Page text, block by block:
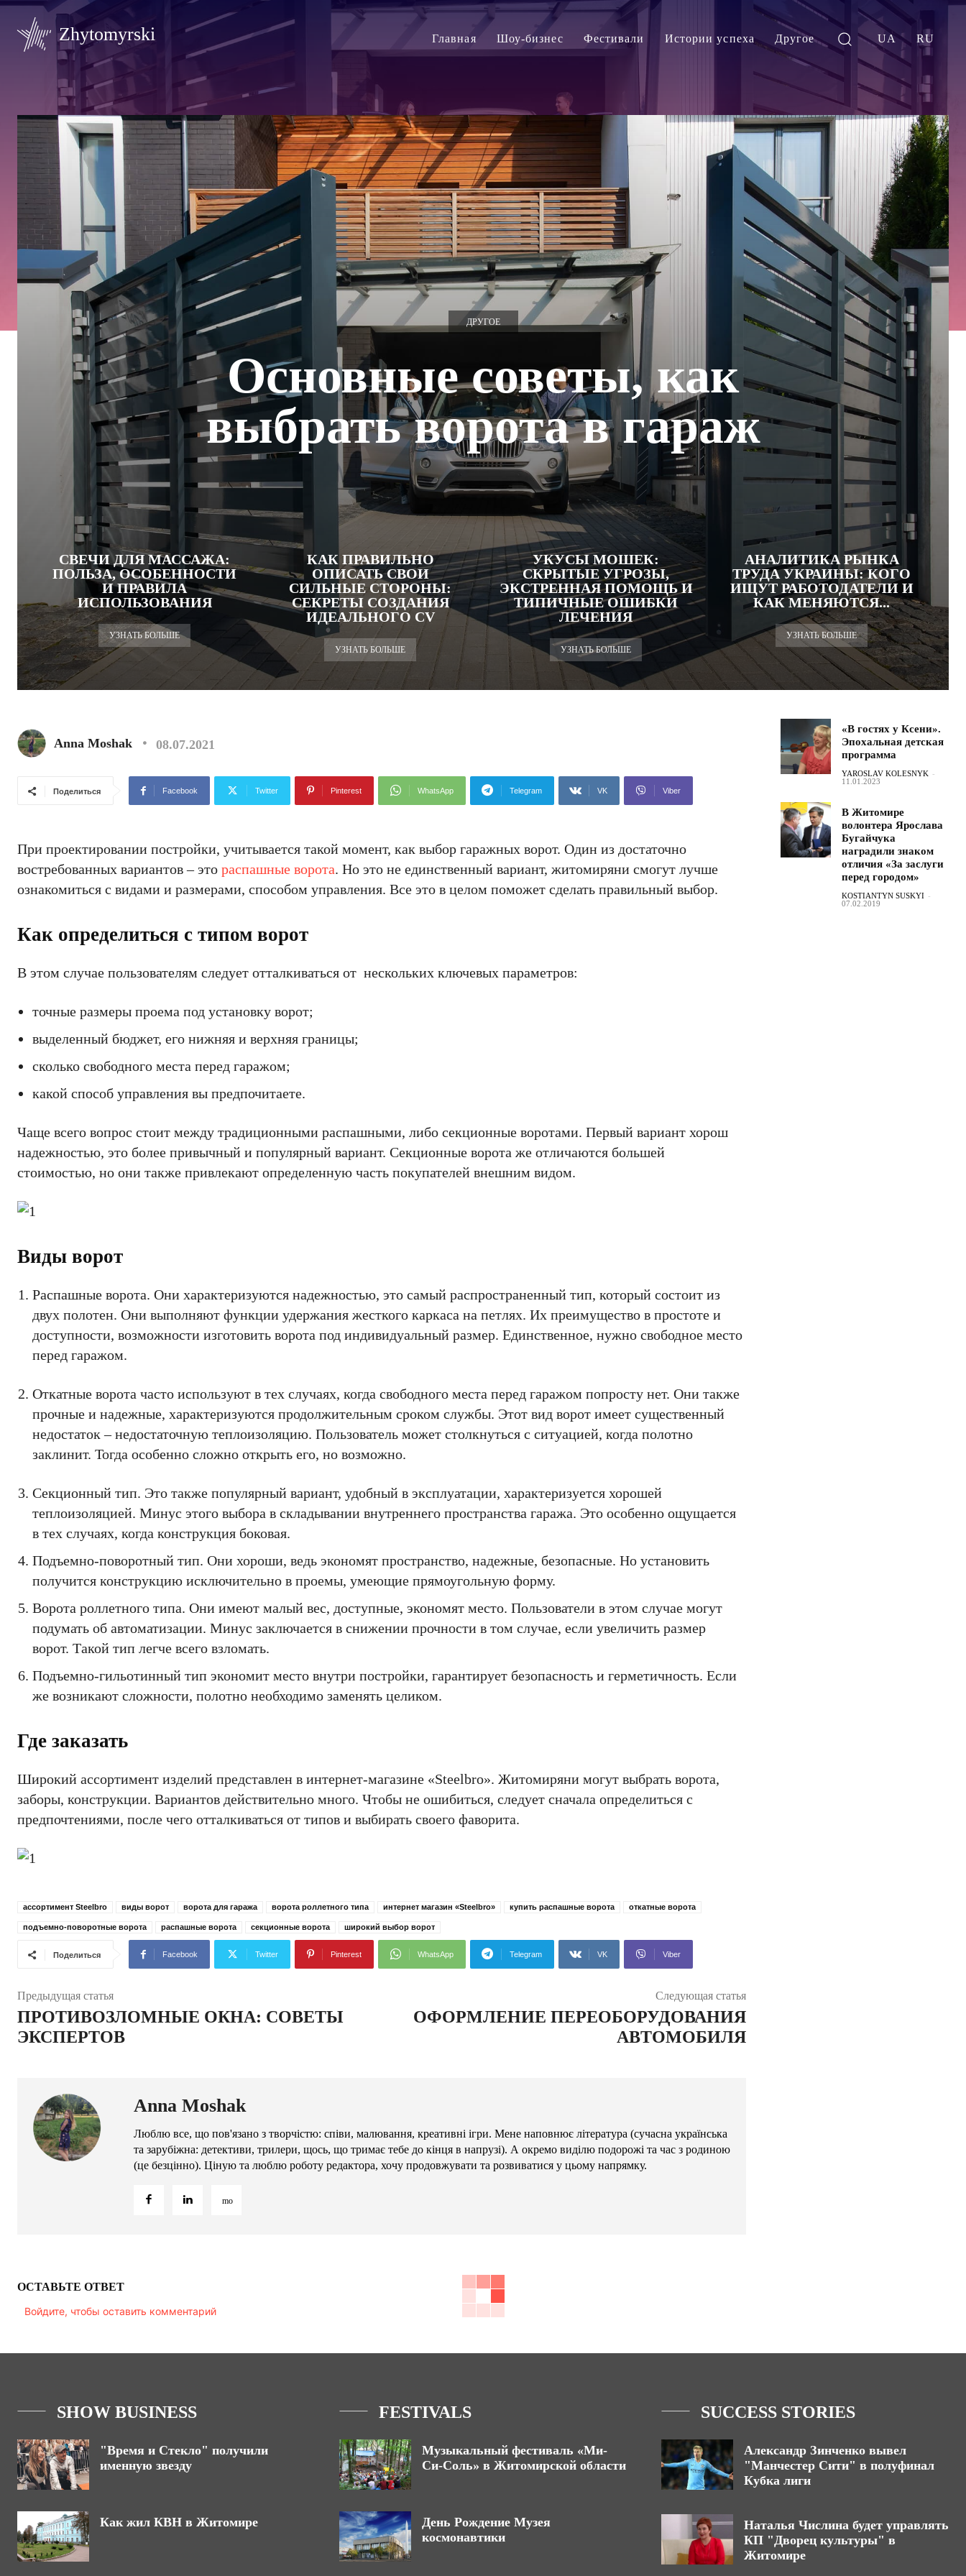
Zhytomyrski Главная Шоу-бизнес Фестивали Истории успеха Другое UA RU
ДРУГОЕ
Основные советы, как
выбрать ворота в гараж
СВЕЧИ ДЛЯ МАССАЖА:
ПОЛЬЗА, ОСОБЕННОСТИ
И ПРАВИЛА
ИСПОЛЬЗОВАНИЯ
УЗНАТЬ БОЛЬШЕ
КАК ПРАВИЛЬНО
ОПИСАТЬ СВОИ
СИЛЬНЫЕ СТОРОНЫ:
СЕКРЕТЫ СОЗДАНИЯ
ИДЕАЛЬНОГО CV
УЗНАТЬ БОЛЬШЕ
УКУСЫ МОШЕК:
СКРЫТЫЕ УГРОЗЫ,
ЭКСТРЕННАЯ ПОМОЩЬ И
ТИПИЧНЫЕ ОШИБКИ
ЛЕЧЕНИЯ
УЗНАТЬ БОЛЬШЕ
АНАЛИТИКА РЫНКА
ТРУДА УКРАИНЫ: КОГО
ИЩУТ РАБОТОДАТЕЛИ И
КАК МЕНЯЮТСЯ...
УЗНАТЬ БОЛЬШЕ
Anna Moshak 08.07.2021
Поделиться Facebook Twitter Pinterest WhatsApp Telegram VK Viber
При проектировании постройки, учитывается такой момент, как выбор гаражных ворот. Один из достаточно
востребованных вариантов – это распашные ворота. Но это не единственный вариант, житомиряни смогут лучше
ознакомиться с видами и размерами, способом управления. Все это в целом поможет сделать правильный выбор.
Как определиться с типом ворот
В этом случае пользователям следует отталкиваться от нескольких ключевых параметров:
точные размеры проема под установку ворот;
выделенный бюджет, его нижняя и верхняя границы;
сколько свободного места перед гаражом;
какой способ управления вы предпочитаете.
Чаще всего вопрос стоит между традиционными распашными, либо секционные воротами. Первый вариант хорош
надежностью, это более привычный и популярный вариант. Секционные ворота же отличаются большей
стоимостью, но они также привлекают определенную часть покупателей внешним видом.
Виды ворот
Распашные ворота. Они характеризуются надежностью, это самый распространенный тип, который состоит из
двух полотен. Они выполняют функции удержания жесткого каркаса на петлях. Их преимущество в простоте и
доступности, возможности изготовить ворота под индивидуальный размер. Единственное, нужно свободное место
перед гаражом.
Откатные ворота часто используют в тех случаях, когда свободного места перед гаражом попросту нет. Они также
прочные и надежные, характеризуются продолжительным сроком службы. Этот вид ворот имеет существенный
недостаток – недостаточную теплоизоляцию. Пользователь может столкнуться с ситуацией, когда полотно
заклинит. Тогда особенно сложно открыть его, но возможно.
Секционный тип. Это также популярный вариант, удобный в эксплуатации, характеризуется хорошей
теплоизоляцией. Минус этого выбора в складывании внутреннего пространства гаража. Это особенно ощущается
в тех случаях, когда конструкция боковая.
Подъемно-поворотный тип. Они хороши, ведь экономят пространство, надежные, безопасные. Но установить
получится конструкцию исключительно в проемы, умеющие прямоугольную форму.
Ворота роллетного типа. Они имеют малый вес, доступные, экономят место. Пользователи в этом случае могут
подумать об автоматизации. Минус заключается в снижении прочности в том случае, если увеличить размер
ворот. Такой тип легче всего взломать.
Подъемно-гильотинный тип экономит место внутри постройки, гарантирует безопасность и герметичность. Если
же возникают сложности, полотно необходимо заменять целиком.
Где заказать
Широкий ассортимент изделий представлен в интернет-магазине «Steelbro». Житомиряни могут выбрать ворота,
заборы, конструкции. Вариантов действительно много. Чтобы не ошибиться, следует сначала определиться с
предпочтениями, после чего отталкиваться от типов и выбирать своего фаворита.
ассортимент Steelbro виды ворот ворота для гаража ворота роллетного типа интернет магазин «Steelbro» купить распашные ворота откатные ворота
подъемно-поворотные ворота распашные ворота секционные ворота широкий выбор ворот
Поделиться Facebook Twitter Pinterest WhatsApp Telegram VK Viber
Предыдущая статья
ПРОТИВОЗЛОМНЫЕ ОКНА: СОВЕТЫ
ЭКСПЕРТОВ
Следующая статья
ОФОРМЛЕНИЕ ПЕРЕОБОРУДОВАНИЯ
АВТОМОБИЛЯ
Anna Moshak
Люблю все, що пов'язано з творчістю: співи, малювання, креативні ігри. Мене наповнює література (сучасна українська
та зарубіжна: детективи, трилери, щось, що тримає тебе до кінця в напрузі). А окремо виділю подорожі та час з родиною
(це безцінно). Ціную та люблю роботу редактора, хочу продовжувати та розвиватися у цьому напрямку.
ОСТАВЬТЕ ОТВЕТ
Войдите, чтобы оставить комментарий
«В гостях у Ксени».
Эпохальная детская
программа
YAROSLAV KOLESNYK -
11.01.2023
В Житомире
волонтера Ярослава
Бугайчука
наградили знаком
отличия «За заслуги
перед городом»
KOSTIANTYN SUSKYI -
07.02.2019
SHOW BUSINESS
"Время и Стекло" получили
именную звезду
Как жил КВН в Житомире
FESTIVALS
Музыкальный фестиваль «Ми-
Си-Соль» в Житомирской области
День Рождение Музея
космонавтики
SUCCESS STORIES
Александр Зинченко вывел
"Манчестер Сити" в полуфинал
Кубка лиги
Наталья Числина будет управлять
КП "Дворец культуры" в
Житомире